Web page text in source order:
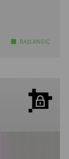
BAŞLANGIÇ